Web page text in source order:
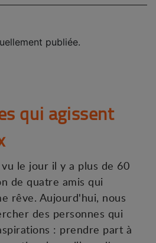
publiée.
qui agissent
le jour il y a plus de 60
de quatre amis qui
rêve. Aujourd'hui, nous
des personnes qui
: prendre part à